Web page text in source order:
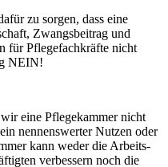
zu sorgen, dass eine
Zwangsbeitrag und
für Pflegefachkräfte nicht
NEIN!
eine Pflegekammer nicht
nennenswerter Nutzen oder
kann weder die Arbeits-
verbessern noch die